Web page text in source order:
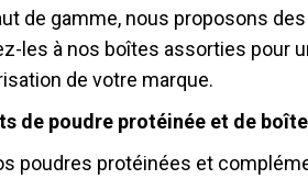
de gamme, nous proposons
les à nos boîtes assorties pour
de votre marque.
de poudre protéinée et de
poudres protéinées et